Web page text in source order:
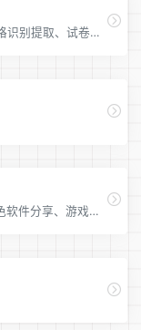
支持文档＆证件扫描、OCR文字＆表格识别提取、试卷扫描去手写、口算批改、拍照翻译，甚至还有AI绘画功能。
亿破姐『易破解』网站专注无流氓绿色软件分享、游戏下载、电脑技术、经验教程为一体的站点、安全、纯净、放心、九年磨一剑，不忘初心只为给你最需要的内容。